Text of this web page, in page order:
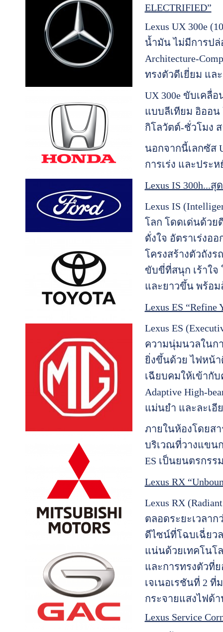
ELECTRIFIED”
Lexus UX 300e
น้ำมัน ไม่มีการปล่
Architecture-
ทรงตัวดีเยี่ยม แล
UX 300e ขับเคลื่
แบบลีเทียม อิออน
กิโลวัตต์-ชั่วโมง
นอกจากนี้เลกซัส
การเร่ง และประ
Lexus IS 300h...
Lexus IS
โลก โดดเด่นด้วย
ดั่งใจ อัตราเร่งอ
โครงสร้างตัวถัง
ขับขี่ที่สนุก เร้าใ
และยาวขึ้น พร้อ
Lexus ES
Lexus ES
ความนุ่มนวลในก
ยิ่งขึ้นด้วย ไฟหน้า
เฉียบคมให้เข้ากับ
Adaptive High-
แม่นยำ และละเ
ภายในห้องโดยส
บริเวณที่วางแขน
ES เป็นยนตรกร
Lexus RX
Lexus RX
ตลอดระยะเวลา
ดีไซน์ที่โฉบเฉี่ยว
แน่นด้วยเทคโนโ
และการทรงตัวที่ย
เจเนอเรชันที่ 2 ที่
กระจายแสงไฟด้
Lexus Service